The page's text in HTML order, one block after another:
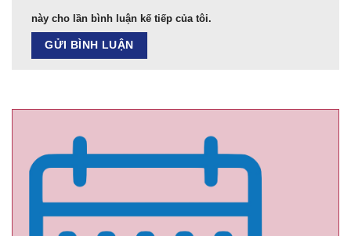
này cho lần bình luận kế tiếp của tôi.